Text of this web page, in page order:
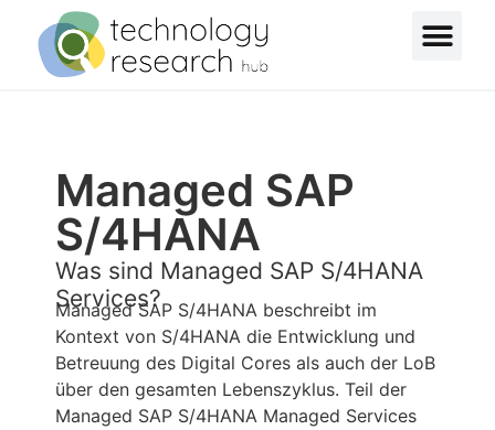
Managed SAP
S/4HANA
Was sind Managed SAP S/4HANA
Services?
Managed SAP S/4HANA beschreibt im
Kontext von S/4HANA die Entwicklung und
Betreuung des Digital Cores als auch der LoB
über den gesamten Lebenszyklus. Teil der
Managed SAP S/4HANA Managed Services